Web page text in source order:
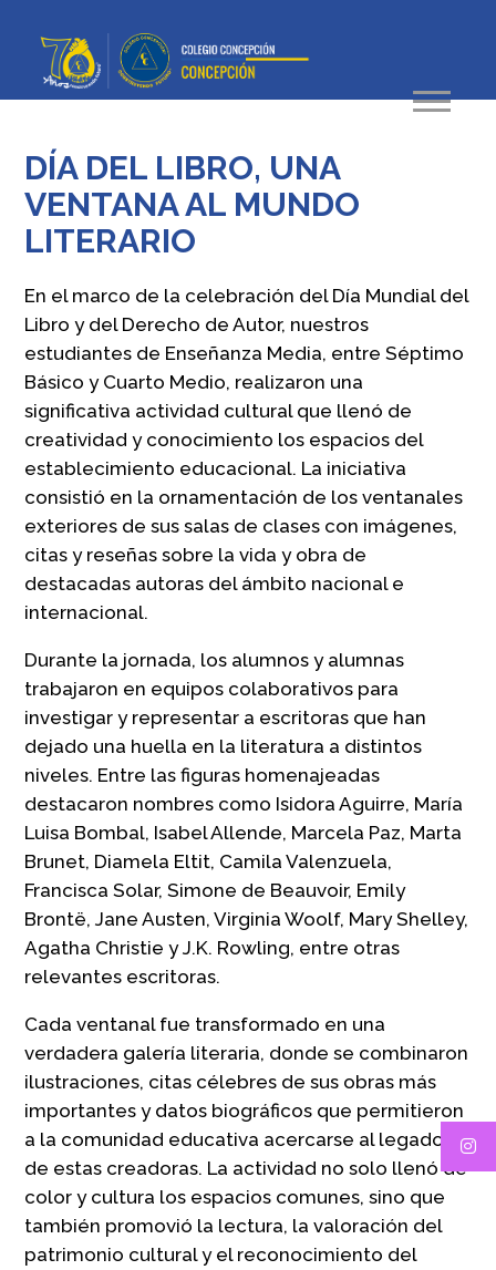
DÍA DEL LIBRO, UNA
VENTANA AL MUNDO
LITERARIO
En el marco de la celebración del Día Mundial del
Libro y del Derecho de Autor, nuestros
estudiantes de Enseñanza Media, entre Séptimo
Básico y Cuarto Medio, realizaron una
significativa actividad cultural que llenó de
creatividad y conocimiento los espacios del
establecimiento educacional. La iniciativa
consistió en la ornamentación de los ventanales
exteriores de sus salas de clases con imágenes,
citas y reseñas sobre la vida y obra de
destacadas autoras del ámbito nacional e
internacional.
Durante la jornada, los alumnos y alumnas
trabajaron en equipos colaborativos para
investigar y representar a escritoras que han
dejado una huella en la literatura a distintos
niveles. Entre las figuras homenajeadas
destacaron nombres como Isidora Aguirre, María
Luisa Bombal, Isabel Allende, Marcela Paz, Marta
Brunet, Diamela Eltit, Camila Valenzuela,
Francisca Solar, Simone de Beauvoir, Emily
Brontë, Jane Austen, Virginia Woolf, Mary Shelley,
Agatha Christie y J.K. Rowling, entre otras
relevantes escritoras.
Cada ventanal fue transformado en una
verdadera galería literaria, donde se combinaron
ilustraciones, citas célebres de sus obras más
importantes y datos biográficos que permitieron
a la comunidad educativa acercarse al legado
de estas creadoras. La actividad no solo llenó de
color y cultura los espacios comunes, sino que
también promovió la lectura, la valoración del
patrimonio cultural y el reconocimiento del